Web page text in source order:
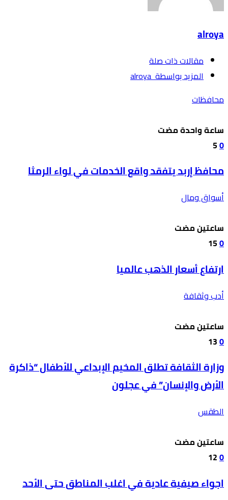
alroya
‫مقالات ذات صلة‬
‫‫المزيد بواسطة‬ ‬ alroya
محافظات
‫‫‫‏‫ساعة واحدة مضت‬
0
5
محافظ إربد يتفقد واقع الخدمات في لواء الرمثا
أسواق ومال
‫‫‫‏‫ساعتين مضت‬
0
15
ارتفاع أسعار الذهب عالميا
أدب وثقافة
‫‫‫‏‫ساعتين مضت‬
0
13
وزارة الثقافة تطلق المخيم الإبداعي للأطفال “ذاكرة
الأرض والإنسان” في عجلون
الطقس
‫‫‫‏‫ساعتين مضت‬
0
12
اجواء صيفية عادية في اغلب المناطق حتى الأحد